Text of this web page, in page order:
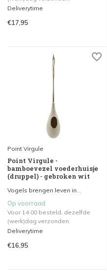
Deliverytime
€17,95
Point Virgule
Point Virgule -
bamboevezel voederhuisje
(druppel) - gebroken wit
Vogels brengen leven in...
Op voorraad
Voor 14.00 besteld, dezelfde
(werk)dag verzonden.
Deliverytime
€16,95